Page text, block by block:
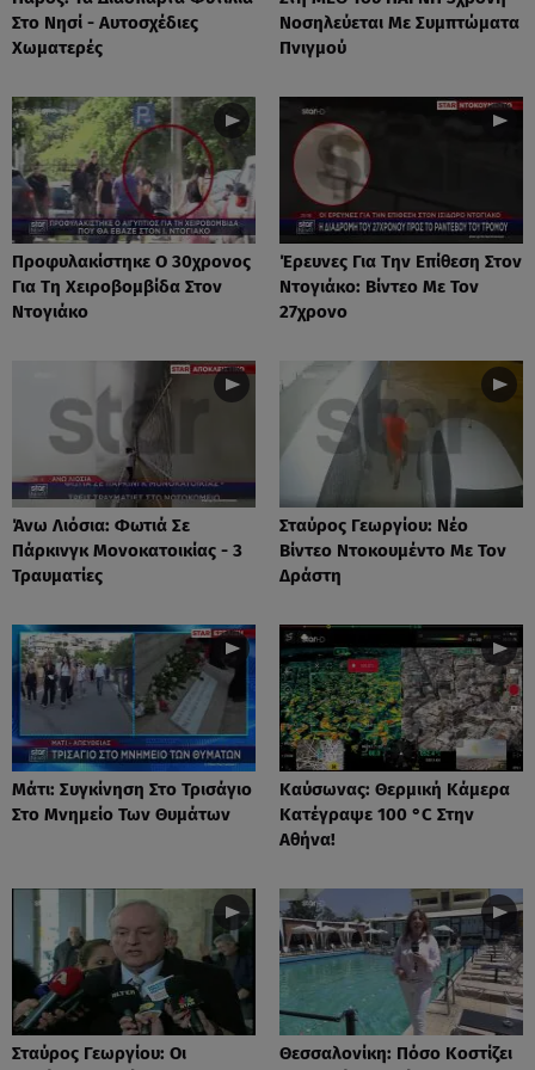
Στο Νησί - Αυτοσχέδιες
Χωματερές
Νοσηλεύεται Με Συμπτώματα
Πνιγμού
Προφυλακίστηκε Ο 30χρονος
Για Τη Χειροβομβίδα Στον
Ντογιάκο
Έρευνες Για Την Επίθεση Στον
Ντογιάκο: Βίντεο Με Τον
27χρονο
Άνω Λιόσια: Φωτιά Σε
Πάρκινγκ Μονοκατοικίας - 3
Τραυματίες
Σταύρος Γεωργίου: Νέο
Βίντεο Ντοκουμέντο Με Τον
Δράστη
Μάτι: Συγκίνηση Στο Τρισάγιο
Στο Μνημείο Των Θυμάτων
Καύσωνας: Θερμική Κάμερα
Κατέγραψε 100 °C Στην
Αθήνα!
Σταύρος Γεωργίου: Οι
Θεσσαλονίκη: Πόσο Κοστίζει